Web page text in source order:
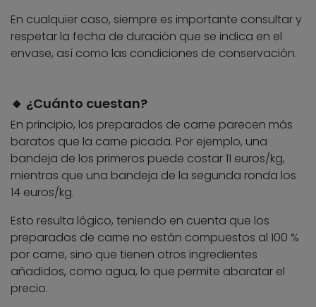
En cualquier caso, siempre es importante consultar y
respetar la fecha de duración que se indica en el
envase, así como las condiciones de conservación.
🔸 ¿Cuánto cuestan?
En principio, los preparados de carne parecen más
baratos que la carne picada. Por ejemplo, una
bandeja de los primeros puede costar 11 euros/kg,
mientras que una bandeja de la segunda ronda los
14 euros/kg.
Esto resulta lógico, teniendo en cuenta que los
preparados de carne no están compuestos al 100 %
por carne, sino que tienen otros ingredientes
añadidos, como agua, lo que permite abaratar el
precio.